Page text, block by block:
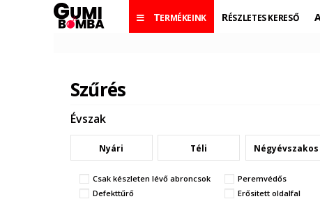
TERMÉKEINK RÉSZLETES KERESŐ
Szűrés
Évszak
Nyári Téli Négyévszakos
Csak készleten lévő abroncsok
Peremvédős
Defekttűrő
Erősitett oldalfal